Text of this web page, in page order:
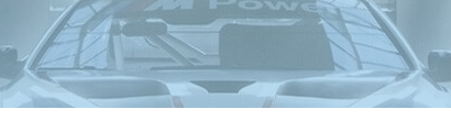
Оставьте номер телефона и мы Вам
перезвоним!
Оформить заказ
Наименование товара